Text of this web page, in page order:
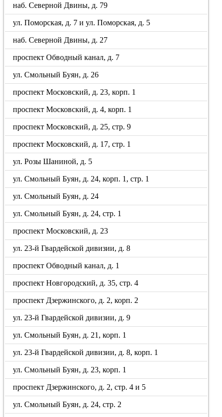
наб. Северной Двины, д. 79
ул. Поморская, д. 7 и ул. Поморская, д. 5
наб. Северной Двины, д. 27
проспект Обводный канал, д. 7
ул. Смольный Буян, д. 26
проспект Московский, д. 23, корп. 1
проспект Московский, д. 4, корп. 1
проспект Московский, д. 25, стр. 9
проспект Московский, д. 17, стр. 1
ул. Розы Шаниной, д. 5
ул. Смольный Буян, д. 24, корп. 1, стр. 1
ул. Смольный Буян, д. 24
ул. Смольный Буян, д. 24, стр. 1
проспект Московский, д. 23
ул. 23-й Гвардейской дивизии, д. 8
проспект Обводный канал, д. 1
проспект Новгородский, д. 35, стр. 4
проспект Дзержинского, д. 2, корп. 2
ул. 23-й Гвардейской дивизии, д. 9
ул. Смольный Буян, д. 21, корп. 1
ул. 23-й Гвардейской дивизии, д. 8, корп. 1
ул. Смольный Буян, д. 23, корп. 1
проспект Дзержинского, д. 2, стр. 4 и 5
ул. Смольный Буян, д. 24, стр. 2